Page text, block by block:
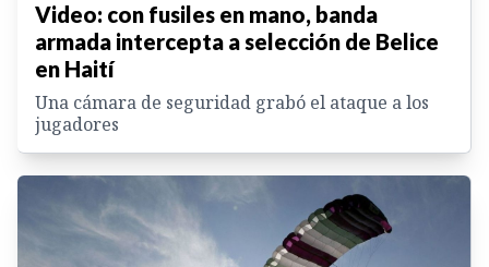
Video: con fusiles en mano, banda
armada intercepta a selección de Belice
en Haití
Una cámara de seguridad grabó el ataque a los
jugadores